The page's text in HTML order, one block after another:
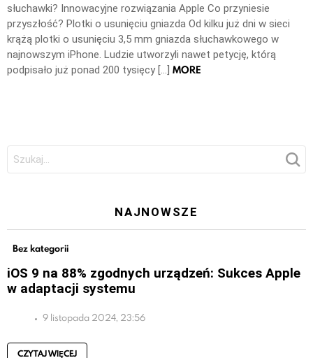
słuchawki? Innowacyjne rozwiązania Apple Co przyniesie
przyszłość? Plotki o usunięciu gniazda Od kilku już dni w sieci
krążą plotki o usunięciu 3,5 mm gniazda słuchawkowego w
najnowszym iPhone. Ludzie utworzyli nawet petycję, którą
podpisało już ponad 200 tysięcy […] MORE
Szukaj:
NAJNOWSZE
Bez kategorii
iOS 9 na 88% zgodnych urządzeń: Sukces Apple
w adaptacji systemu
9 listopada 2024, 23:56
CZYTAJ WIĘCEJ